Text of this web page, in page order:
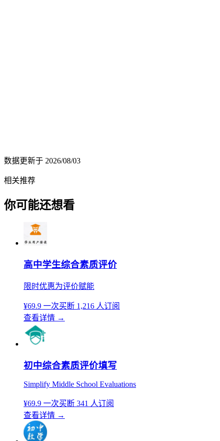
数据更新于 2026/08/03
相关推荐
你可能还想看
高中学生综合素质评价
限时优惠为评价赋能
¥69.9 一次买断 1,216 人订阅
查看详情 →
初中综合素质评价填写
Simplify Middle School Evaluations
¥69.9 一次买断 341 人订阅
查看详情 →